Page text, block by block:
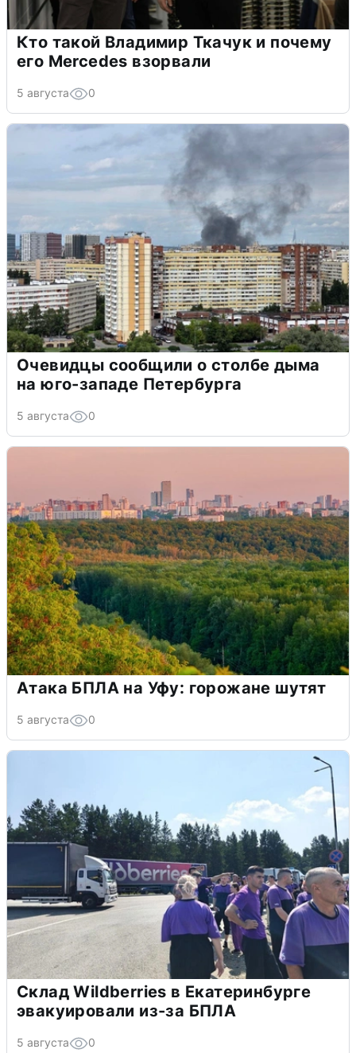
Кто такой Владимир Ткачук и почему
его Mercedes взорвали
5 августа 0
Очевидцы сообщили о столбе дыма
на юго-западе Петербурга
5 августа 0
Атака БПЛА на Уфу: горожане шутят
5 августа 0
Склад Wildberries в Екатеринбурге
эвакуировали из-за БПЛА
5 августа 0